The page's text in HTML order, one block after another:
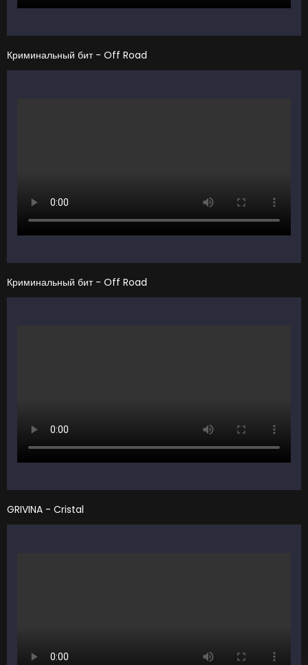
Криминальный бит - Off Road
Криминальный бит - Off Road
GRIVINA - Cristal